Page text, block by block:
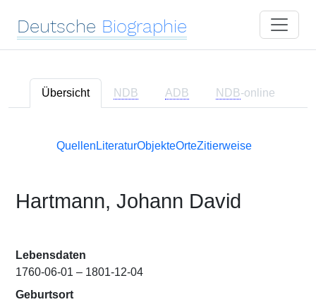
Deutsche Biographie
Übersicht NDB ADB NDB-online
Quellen LiteraturObjekteOrteZitierweise
Hartmann, Johann David
Lebensdaten
1760-06-01 – 1801-12-04
Geburtsort